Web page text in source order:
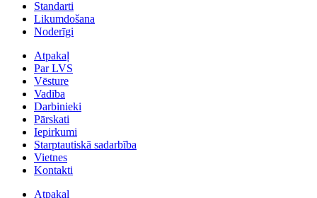
Standarti
Likumdošana
Noderīgi
Atpakaļ
Par LVS
Vēsture
Vadība
Darbinieki
Pārskati
Iepirkumi
Starptautiskā sadarbība
Vietnes
Kontakti
Atpakaļ